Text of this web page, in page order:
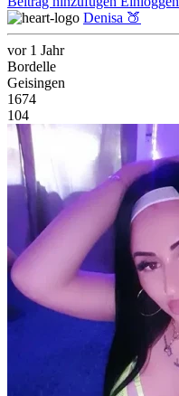
Denisa 🍑
vor 1 Jahr
Bordelle
Geisingen
1674
104